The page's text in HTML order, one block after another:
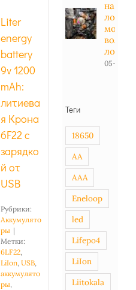
зарядкой
от USB
Liter
energy
battery
9v 1200
mAh:
литиева
я Крона
6F22 с
зарядко
й от
USB
Рубрики:
Аккумулято
ры |
Метки:
6LF22,
LiIon, USB,
аккумулято
ры,
на
мотор
вольт в
лодке
05-01-
Теги
18650
AA
AAA
Eneloop
led
Lifepo4
LiIon
Liitokala